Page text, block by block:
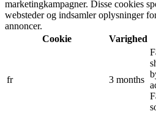
marketingkampagner. Disse cookies
websteder og indsamler oplysninger
annoncer.
Cookie
Varighed
fr 3 months